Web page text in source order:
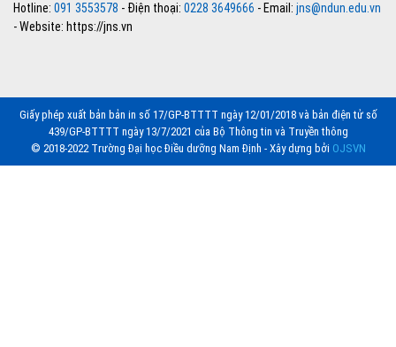
Hotline: 091 3553578 - Điện thoại: 0228 3649666 - Email: jns@ndun.edu.vn
- Website: https://jns.vn
Giấy phép xuất bản bản in số 17/GP-BTTTT ngày 12/01/2018 và bản điện tử số
439/GP-BTTTT ngày 13/7/2021 của Bộ Thông tin và Truyền thông
© 2018-2022 Trường Đại học Điều dưỡng Nam Định - Xây dựng bởi OJSVN